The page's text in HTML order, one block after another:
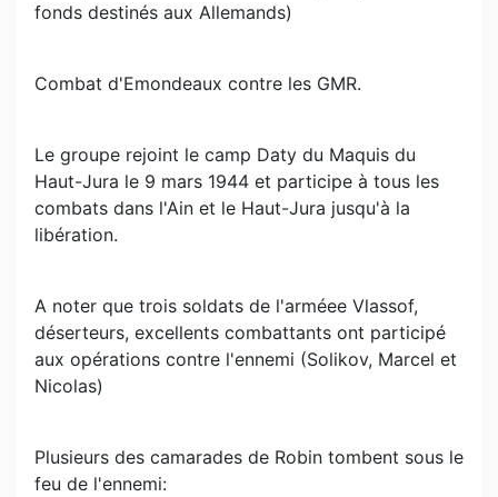
fonds destinés aux Allemands)
Combat d'Emondeaux contre les GMR.
Le groupe rejoint le camp Daty du Maquis du
Haut-Jura le 9 mars 1944 et participe à tous les
combats dans l'Ain et le Haut-Jura jusqu'à la
libération.
A noter que trois soldats de l'arméee Vlassof,
déserteurs, excellents combattants ont participé
aux opérations contre l'ennemi (Solikov, Marcel et
Nicolas)
Plusieurs des camarades de Robin tombent sous le
feu de l'ennemi: